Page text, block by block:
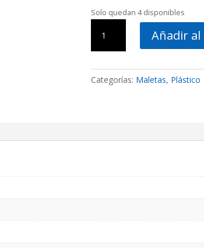
Solo quedan 4 disponibles
plástico
PP
4000
Añadir
Categorías: Maletas, Plástico